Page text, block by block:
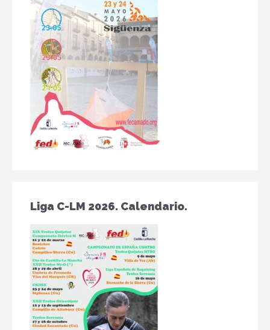
Liga C-LM 2026. Calendario.